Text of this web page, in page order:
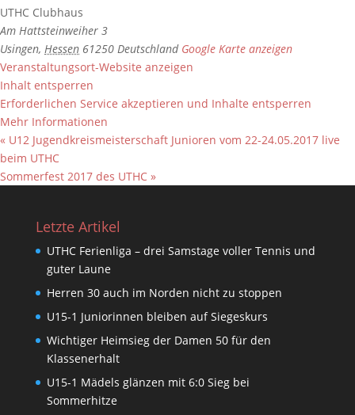
UTHC Clubhaus
Am Hattsteinweiher 3
Usingen, Hessen 61250 Deutschland Google Karte anzeigen
Veranstaltungsort-Website anzeigen
Inhalt entsperren
Erforderlichen Service akzeptieren und Inhalte entsperren
Mehr Informationen
« U12 Jugendkreismeisterschaft Junioren vom 22-24.05.2017 live
beim UTHC
Sommerfest 2017 des UTHC »
Letzte Artikel
UTHC Ferienliga – drei Samstage voller Tennis und
guter Laune
Herren 30 auch im Norden nicht zu stoppen
U15-1 Juniorinnen bleiben auf Siegeskurs
Wichtiger Heimsieg der Damen 50 für den
Klassenerhalt
U15-1 Mädels glänzen mit 6:0 Sieg bei
Sommerhitze